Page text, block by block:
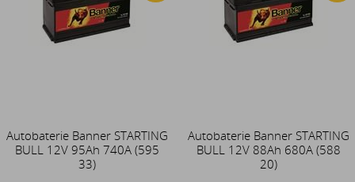
Autobaterie Banner STARTING
BULL 12V 95Ah 740A (595
33)
Autobaterie Banner STARTING
BULL 12V 88Ah 680A (588
20)